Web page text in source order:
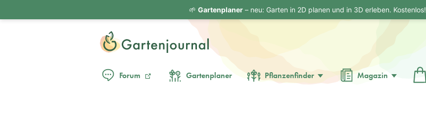
Forum Gartenplaner Pflanzenfinder Magazin
🌱 Gartenplaner– neu: Garten in 2D planen und in 3D erleben. Kostenlos!